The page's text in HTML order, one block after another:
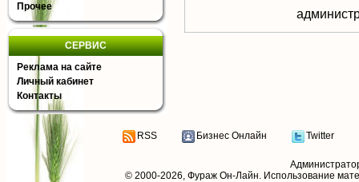
Прочее
СЕРВИС
Реклама на сайте
Личный кабинет
Контакты
RSS Бизнес Онлайн Twitter
© 2000-2026, Фураж Он-Лайн. Использование